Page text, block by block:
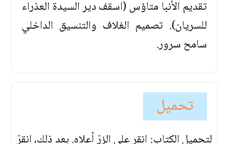
تقديم الأنبا متاؤس (اسقف دير السيدة العذراء
للسريان). تصميم الغلاف والتنسيق الداخلي
سامح سرور.
تحميل
لتحميل الكتاب: انقر على الزرّ أعلاه. بعد ذلك، انقرّ